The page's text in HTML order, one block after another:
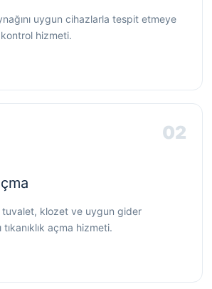
uygun cihazlarla tespit etmeye
hizmeti.
02
klozet ve uygun gider
tıkanıklık açma hizmeti.